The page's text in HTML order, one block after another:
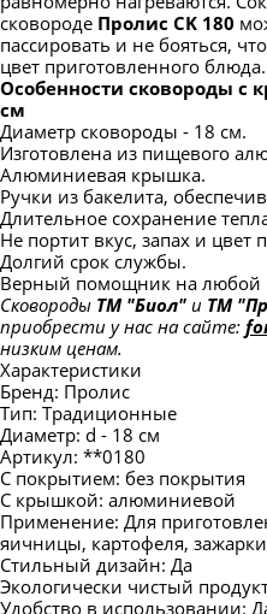
сковороде Пролис CK 180
пассировать и не бояться,
цвет приготовленного блюда.
Особенности сковороды с
см
Диаметр сковороды - 18 см.
Изготовлена из пищевого
Алюминиевая крышка.
Ручки из бакелита,
Длительное сохранение
Не портит вкус, запах и цвет
Долгий срок службы.
Верный помощник на любой
Сковороды ТМ "Биол" и ТМ
приобрести у нас на сайте:
низким ценам.
Характеристики
Бренд: Пролис
Тип: Традиционные
Диаметр: d - 18 см
Артикул: **0180
С покрытием: без покрытия
С крышкой: алюминиевой
Применение: Для
яичницы, картофеля,
Стильный дизайн: Да
Экологически чистый
Удобство в использовании:
ПОСТУПЛЕНИЕ
ПОСТУПЛЕНИЕ
ПРИХОД
НОВОЕ
НОВОЕ
КЕРАМИЧЕСКОЙ
ПОСТУПЛЕНИЕ
И КУХОННЫХ
31.07.2022
ПРИХОД КЕРАМИКА
ПОСТУПЛЕНИЕ
24.07.2022
ПОСТУПЛЕНИЕ
АКСЕССУАРОВ
ПОСТУПЛЕНИЕ